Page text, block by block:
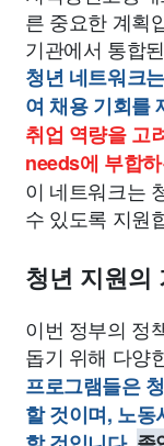
른 중요한 계획
기관에서 통합
청년 네트워크
여 채용 기회를
취업 역량을 고
needs에 부합
이 네트워크는
수 있도록 지원
청년 지원의
이번 정부의 정
돕기 위해 다양
프로그램들은
할 것이며, 노동